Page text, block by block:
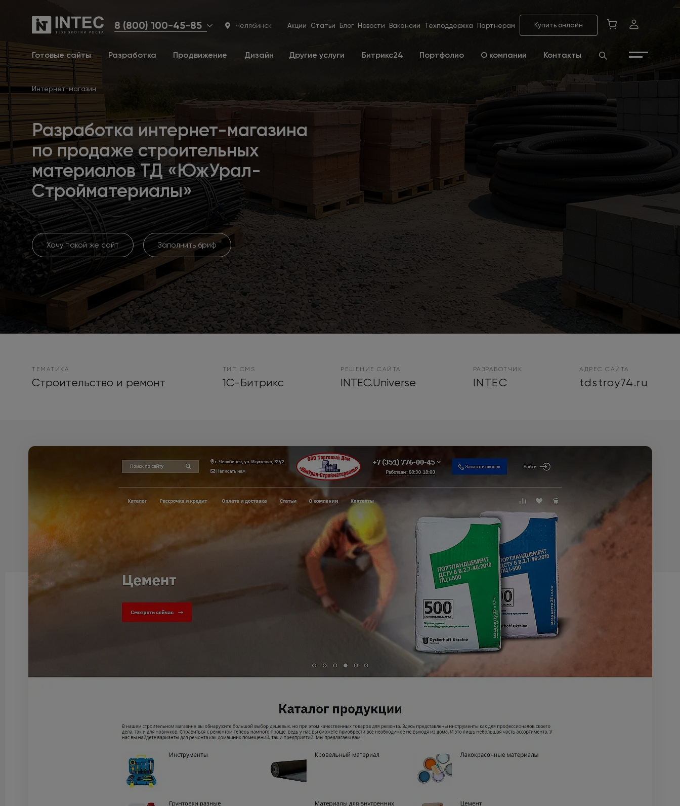
8 (800) 100-45-85 Челябинск Акции Статьи Блог Новости Вакансии Техподдержка Партнерам Купить онлайн
Готовые сайты Разработка Продвижение Дизайн Другие услуги Битрикс24 Портфолио О компании Контакты
Интернет-магазин
Разработка интернет-магазина
по продаже строительных
материалов ТД «ЮжУрал-
Стройматериалы»
Хочу такой же сайт Заполнить бриф
ТЕМАТИКА
Строительство и ремонт
ТИП CMS
1С-Битрикс
РЕШЕНИЕ САЙТА
INTEC.Universe
РАЗРАБОТЧИК
INTEC
АДРЕС САЙТА
tdstroy74.ru